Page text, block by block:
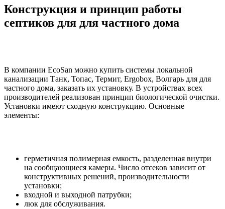
Конструкция и принцип работы
септиков для для частного дома
В компании EcoSan можно купить системы локальной
канализации Танк, Топас, Термит, Ergobox, Волгарь для для
частного дома, заказать их установку. В устройствах всех
производителей реализован принцип биологической очистки.
Установки имеют сходную конструкцию. Основные
элементы:
герметичная полимерная емкость, разделенная внутри
на сообщающиеся камеры. Число отсеков зависит от
конструктивных решений, производительности
установки;
входной и выходной патрубки;
люк для обслуживания.